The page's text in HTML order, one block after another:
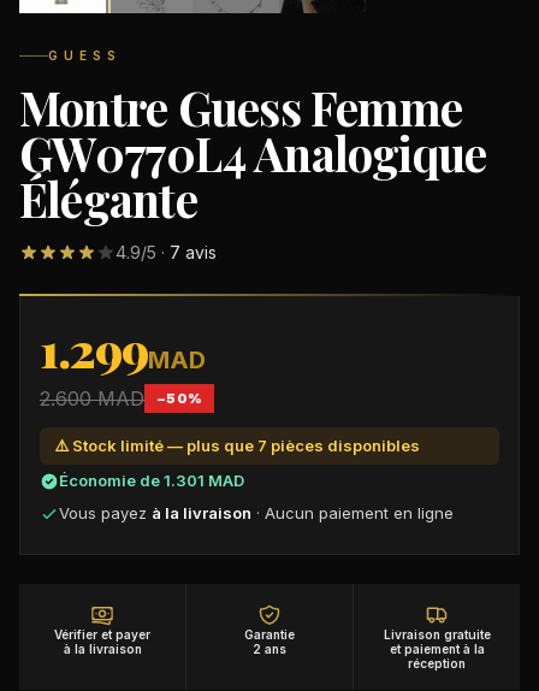
Collections
Montres Femme
Montres Homme
DÉCOUVRIR NOS MONTRES PREMIUM AU MAROC
GUESS
Montre Guess Femme
GW0770L4 Analogique
Élégante
4.9/5 · 7 avis
1.299MAD
2.600MAD −50%
⚠️ Stock limité — plus que 7 pièces disponibles
Économie de1.301 MAD
Vous payez à la livraison · Aucun paiement en ligne
Vérifier et payer
à la livraison
Garantie
2 ans
Livraison gratuite
et paiement à la
réception